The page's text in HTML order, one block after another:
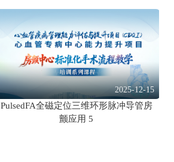
2025-12-15
PulsedFA全磁定位三维环形脉冲导管房
颤应用 5